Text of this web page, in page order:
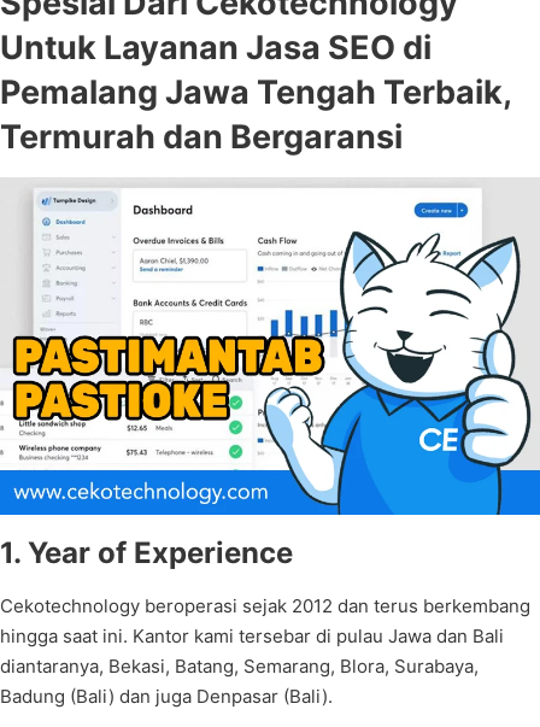
Untuk Layanan Jasa SEO di
Pemalang Jawa Tengah Terbaik,
Termurah dan Bergaransi
1. Year of Experience
Cekotechnology beroperasi sejak 2012 dan terus berkembang
hingga saat ini. Kantor kami tersebar di pulau Jawa dan Bali
diantaranya, Bekasi, Batang, Semarang, Blora, Surabaya,
Badung (Bali) dan juga Denpasar (Bali).